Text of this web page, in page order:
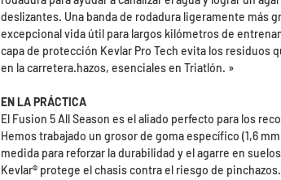
deslizantes. Una banda de rodadura ligeramente más
excepcional vida útil para largos kilómetros de
capa de protección Kevlar Pro Tech evita los residuos
en la carretera.hazos, esenciales en Triatlón. »
EN LA PRÁCTICA
El Fusion 5 All Season es el aliado perfecto para los
Hemos trabajado un grosor de goma específico (1,6
medida para reforzar la durabilidad y el agarre en
Kevlar® protege el chasis contra el riesgo de